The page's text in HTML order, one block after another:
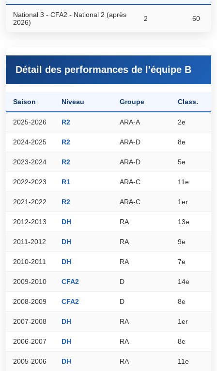
National 3 - CFA2 - National 2 (après
2026)
2 60
Détail des performances de l'équipe B
Saison Niveau Groupe Class.
2025-2026 R2 ARA-A 2e
2024-2025 R2 ARA-D 8e
2023-2024 R2 ARA-D 5e
2022-2023 R1 ARA-C 11e
2021-2022 R2 ARA-C 1er
2012-2013 DH RA 13e
2011-2012 DH RA 9e
2010-2011 DH RA 7e
2009-2010 CFA2 D 14e
2008-2009 CFA2 D 8e
2007-2008 DH RA 1er
2006-2007 DH RA 8e
2005-2006 DH RA 11e